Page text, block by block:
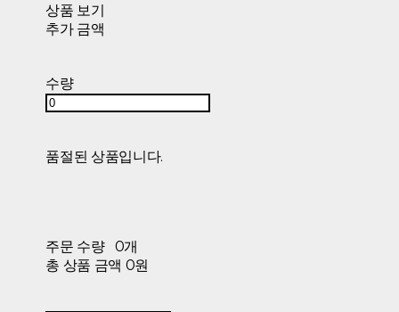
상품 보기
추가 금액
수량
품절된 상품입니다.
주문 수량
0개
총 상품 금액 0원